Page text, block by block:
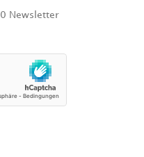
Newsletter